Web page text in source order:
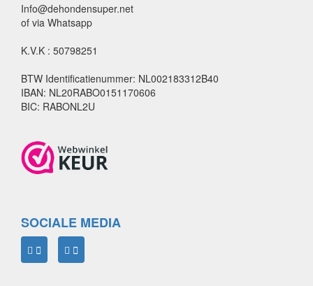
Info@dehondensuper.net
of via Whatsapp
K.V.K : 50798251
BTW Identificatienummer: NL002183312B40
IBAN: NL20RABO0151170606
BIC: RABONL2U
SOCIALE MEDIA